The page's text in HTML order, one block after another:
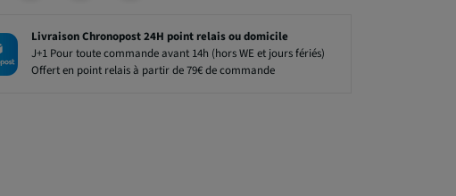
Livraison Chronopost 24H point relais ou domicile
J+1 Pour toute commande avant 14h (hors WE et jours fériés)
Offert en point relais à partir de 79€ de commande